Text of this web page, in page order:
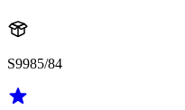
S9985/84